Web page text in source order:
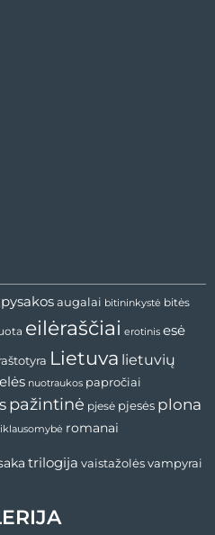
augalai bitininkystė bitės
eilėraščiai erotinis esė
Lietuva lietuvių
nuotraukos papročiai
pažintinė pjesė pjesės plona
romanai
trilogija vaistažolėsvampyrai